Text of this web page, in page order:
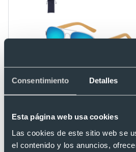
Consentimiento Detalles
Esta página web usa cookies
Las cookies de este sitio web se
el contenido y los anuncios,
Eco
Gafas de sol publicitarias de metal y
Ref. 8821472